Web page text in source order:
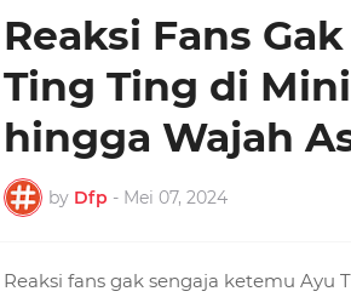
Reaksi Fans
Ting Ting di
hingga Wajah
by Dfp - Mei 07, 2024
Reaksi fans gak sengaja ketemu